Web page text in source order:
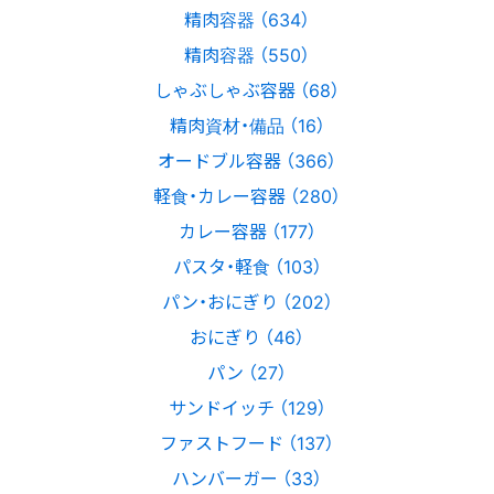
精肉容器 （634）
精肉容器 （550）
しゃぶしゃぶ容器 （68）
精肉資材・備品 （16）
オードブル容器 （366）
軽食・カレー容器 （280）
カレー容器 （177）
パスタ・軽食 （103）
パン・おにぎり （202）
おにぎり （46）
パン （27）
サンドイッチ （129）
ファストフード （137）
ハンバーガー （33）